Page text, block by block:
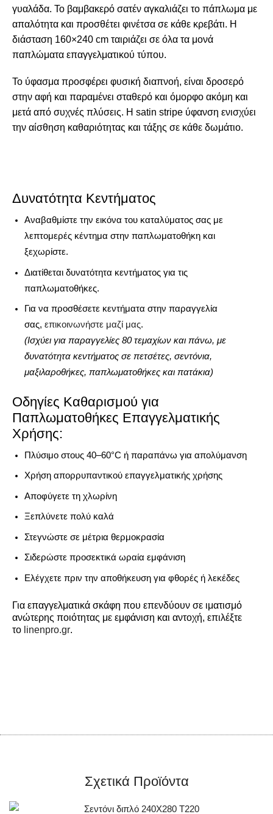
γυαλάδα. Το βαμβακερό σατέν αγκαλιάζει το πάπλωμα με
απαλότητα και προσθέτει φινέτσα σε κάθε κρεβάτι. Η
διάσταση 160×240 cm ταιριάζει σε όλα τα μονά
παπλώματα επαγγελματικού τύπου.
Το ύφασμα προσφέρει φυσική διαπνοή, είναι δροσερό
στην αφή και παραμένει σταθερό και όμορφο ακόμη και
μετά από συχνές πλύσεις. Η satin stripe ύφανση ενισχύει
την αίσθηση καθαριότητας και τάξης σε κάθε δωμάτιο.
Δυνατότητα Κεντήματος
Αναβαθμίστε την εικόνα του καταλύματος σας με
λεπτομερές κέντημα στην παπλωματοθήκη και
ξεχωρίστε.
Διατίθεται δυνατότητα κεντήματος για τις
παπλωματοθήκες.
Για να προσθέσετε κεντήματα στην παραγγελία
σας, επικοινωνήστε μαζί μας.
(Ισχύει για παραγγελίες 80 τεμαχίων και πάνω, με
δυνατότητα κεντήματος σε πετσέτες, σεντόνια,
μαξιλαροθήκες, παπλωματοθήκες και πατάκια)
Οδηγίες Καθαρισμού για
Παπλωματοθήκες Επαγγελματικής
Χρήσης:
Πλύσιμο στους 40–60°C ή παραπάνω για απολύμανση
Χρήση απορρυπαντικού επαγγελματικής χρήσης
Αποφύγετε τη χλωρίνη
Ξεπλύνετε πολύ καλά
Στεγνώστε σε μέτρια θερμοκρασία
Σιδερώστε προσεκτικά ωραία εμφάνιση
Ελέγχετε πριν την αποθήκευση για φθορές ή λεκέδες
Για επαγγελματικά σκάφη που επενδύουν σε ιματισμό
ανώτερης ποιότητας με εμφάνιση και αντοχή, επιλέξτε
το linenpro.gr.
Σχετικά Προϊόντα